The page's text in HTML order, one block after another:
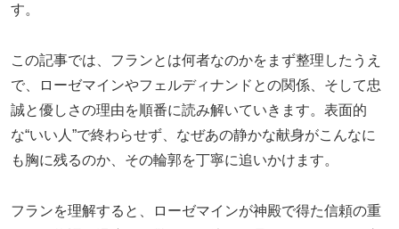
す。
この記事では、フランとは何者なのかをまず整理したうえ
で、ローゼマインやフェルディナンドとの関係、そして忠
誠と優しさの理由を順番に読み解いていきます。表面的
な“いい人”で終わらせず、なぜあの静かな献身がこんなに
も胸に残るのか、その輪郭を丁寧に追いかけます。
フランを理解すると、ローゼマインが神殿で得た信頼の重